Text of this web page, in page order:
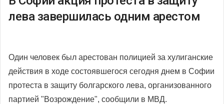
лева завершилась одним арестом
Один человек был арестован полицией за хулиганские
действия в ходе состоявшегося сегодня днем в Софии
протеста в защиту болгарского лева, организованного
партией "Возрождение", сообщили в МВД.